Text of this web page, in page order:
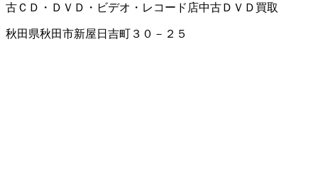
古ＣＤ・ＤＶＤ・ビデオ・レコード店中古ＤＶＤ買取
秋田県秋田市新屋日吉町３０－２５